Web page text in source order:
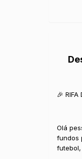
🎉 RIFA
Olá
fundos